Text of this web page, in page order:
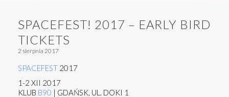
SPACEFEST! 2017 – EARLY BIRD
TICKETS
2 sierpnia 2017
SPACEFEST 2017
1-2 XII 2017
KLUB B90 | GDAŃSK, UL. DOKI 1